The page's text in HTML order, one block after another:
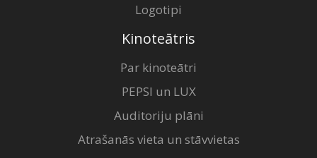
Logotipi
Kinoteātris
Par kinoteātri
PEPSI un LUX
Auditoriju plāni
Atrašanās vieta un stāvvietas